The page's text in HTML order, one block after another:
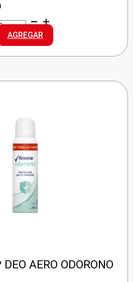
CREMA
AGREGAR
AERO ODORONO